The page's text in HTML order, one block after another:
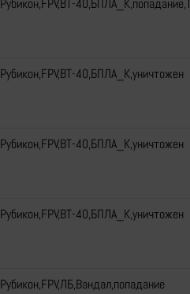
Рубикон,FPV,ВТ-
Рубикон,FPV,ВТ-40,БПЛА_К,уничтожен
Рубикон,FPV,ВТ-40,БПЛА_К,уничтожен
Рубикон,FPV,ВТ-40,БПЛА_К,уничтожен
Рубикон,FPV,ЛБ,Вандал,попадание